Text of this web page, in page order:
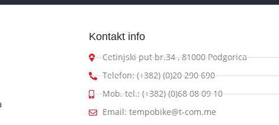
Kontakt info
Cetinjski put br.34 , 81000 Podgorica
Telefon: (+382) (0)20 290 690
Mob. tel.: (+382) (0)68 08 09 10
Email: tempobike@t-com.me